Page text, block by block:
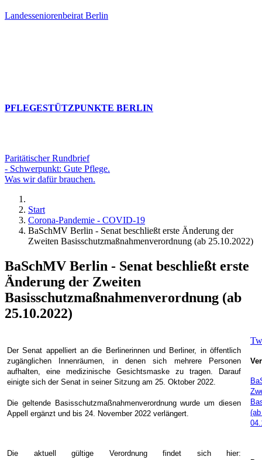
Landesseniorenbeirat Berlin
PFLEGESTÜTZPUNKTE BERLIN
Paritätischer Rundbrief
- Schwerpunkt: Gute Pflege.
Was wir dafür brauchen.
Start
Corona-Pandemie - COVID-19
BaSchMV Berlin - Senat beschließt erste Änderung der
Zweiten Basisschutzmaßnahmenverordnung (ab 25.10.2022)
BaSchMV Berlin - Senat beschließt erste
Änderung der Zweiten
Basisschutzmaßnahmenverordnung (ab
25.10.2022)
Der Senat appelliert an die Berlinerinnen und Berliner, in öffentlich
zugänglichen Innenräumen, in denen sich mehrere Personen
aufhalten, eine medizinische Gesichtsmaske zu tragen. Darauf
einigte sich der Senat in seiner Sitzung am 25. Oktober 2022.
Die geltende Basisschutzmaßnahmenverordnung wurde um diesen
Appell ergänzt und bis 24. November 2022 verlängert.
Die aktuell gültige Verordnung findet sich hier: